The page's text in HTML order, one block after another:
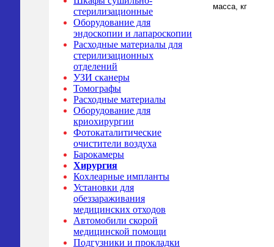
стерилизационные
Оборудование для
эндоскопии и лапароскопии
Расходные материалы для
стерилизационных
отделений
УЗИ сканеры
Томографы
Расходные материалы
Оборудование для
криохирургии
Фотокаталитические
очистители воздуха
Барокамеры
Хирургия
Кохлеарные импланты
Установки для
обеззараживания
медицинских отходов
Автомобили скорой
медицинской помощи
Подгузники и прокладки
масса, кг